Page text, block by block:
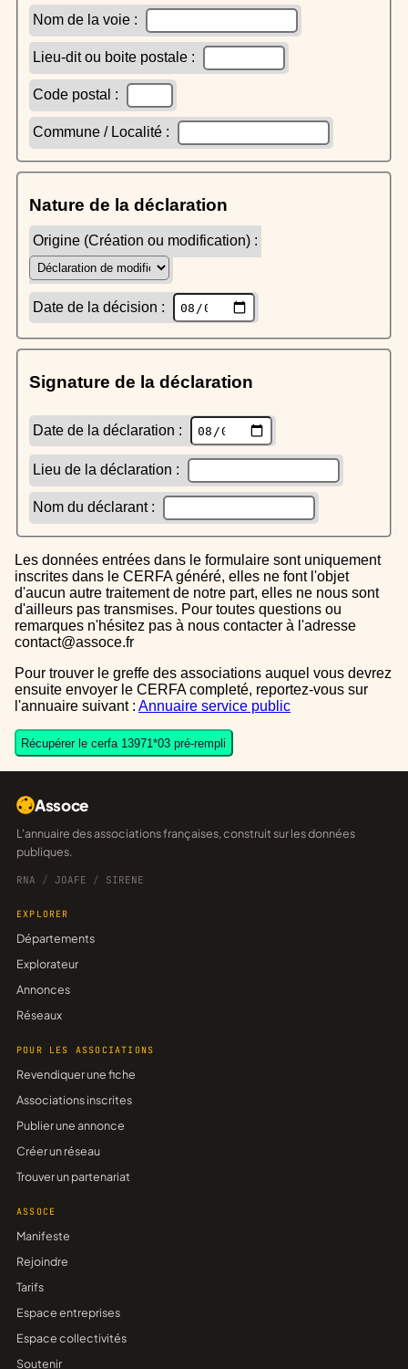
Nom de la voie :
Lieu-dit ou boite postale :
Code postal :
Commune / Localité :
Nature de la déclaration
Origine (Création ou modification) :
Date de la décision :
Signature de la déclaration
Date de la déclaration :
Lieu de la déclaration :
Nom du déclarant :
Les données entrées dans le formulaire sont uniquement
inscrites dans le CERFA généré, elles ne font l'objet
d'aucun autre traitement de notre part, elles ne nous sont
d'ailleurs pas transmises. Pour toutes questions ou
remarques n'hésitez pas à nous contacter à l'adresse
contact@assoce.fr
Pour trouver le greffe des associations auquel vous devrez
ensuite envoyer le CERFA completé, reportez-vous sur
l'annuaire suivant : Annuaire service public
Récupérer le cerfa 13971*03 pré-rempli
Assoce
L'annuaire des associations françaises, construit sur les données
publiques.
RNA / JOAFE / SIRENE
EXPLORER
Départements
Explorateur
Annonces
Réseaux
POUR LES ASSOCIATIONS
Revendiquer une fiche
Associations inscrites
Publier une annonce
Créer un réseau
Trouver un partenariat
ASSOCE
Manifeste
Rejoindre
Tarifs
Espace entreprises
Espace collectivités
Soutenir